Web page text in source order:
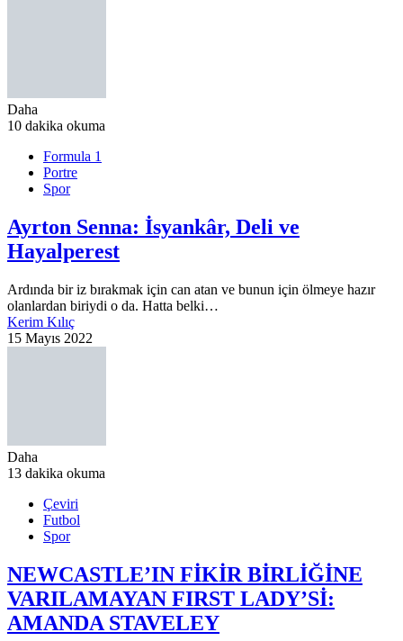
Daha
10 dakika okuma
Formula 1
Portre
Spor
Ayrton Senna: İsyankâr, Deli ve
Hayalperest
Ardında bir iz bırakmak için can atan ve bunun için ölmeye hazır
olanlardan biriydi o da. Hatta belki…
Kerim Kılıç
15 Mayıs 2022
Daha
13 dakika okuma
Çeviri
Futbol
Spor
NEWCASTLE’IN FİKİR BİRLİĞİNE
VARILAMAYAN FIRST LADY’Sİ:
AMANDA STAVELEY